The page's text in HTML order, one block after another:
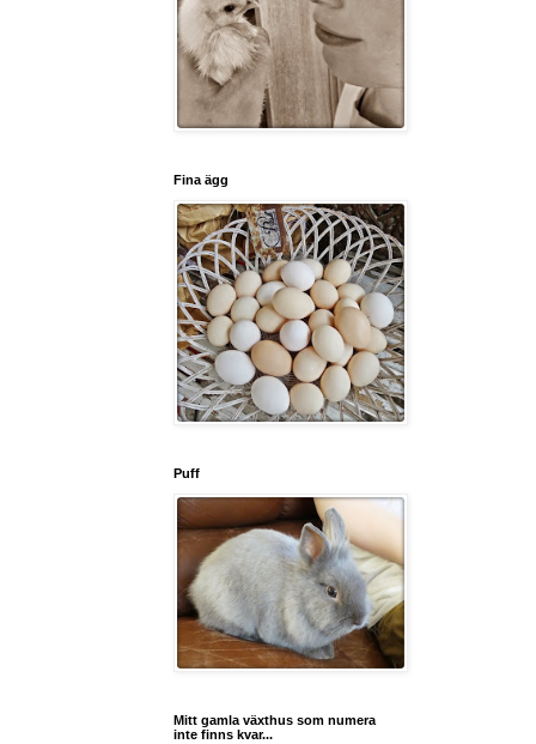
Fina ägg
Puff
Mitt gamla växthus som numera
inte finns kvar...